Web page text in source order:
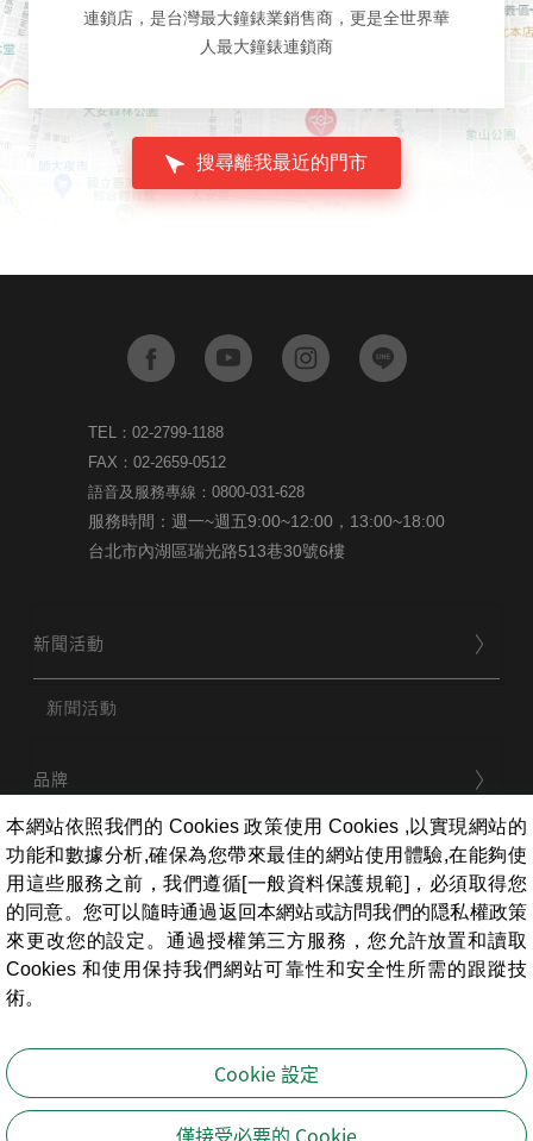
連鎖店，是台灣最大鐘錶業銷售商，更是全世界華
人最大鐘錶連鎖商
搜尋離我最近的門市
TEL：02-2799-1188
FAX：02-2659-0512
語音及服務專線：0800-031-628
服務時間：週一~週五9:00~12:00，13:00~18:00
台北市內湖區瑞光路513巷30號6樓
新聞活動
新聞活動
品牌
用戶服務
條款相關
寶島鐘錶股份有限公司
版權所有
Copyright ©Formosa Watch Inc. All Rights Reserved.
本網站依照我們的 Cookies 政策使用 Cookies ,以實現網站的
功能和數據分析,確保為您帶來最佳的網站使用體驗,在能夠使
用這些服務之前，我們遵循[一般資料保護規範]，必須取得您
的同意。您可以隨時通過返回本網站或訪問我們的隠私權政策
來更改您的設定。通過授權第三方服務，您允許放置和讀取
Cookies 和使用保持我們網站可靠性和安全性所需的跟蹤技
術。
Cookie 設定
僅接受必要的 Cookie